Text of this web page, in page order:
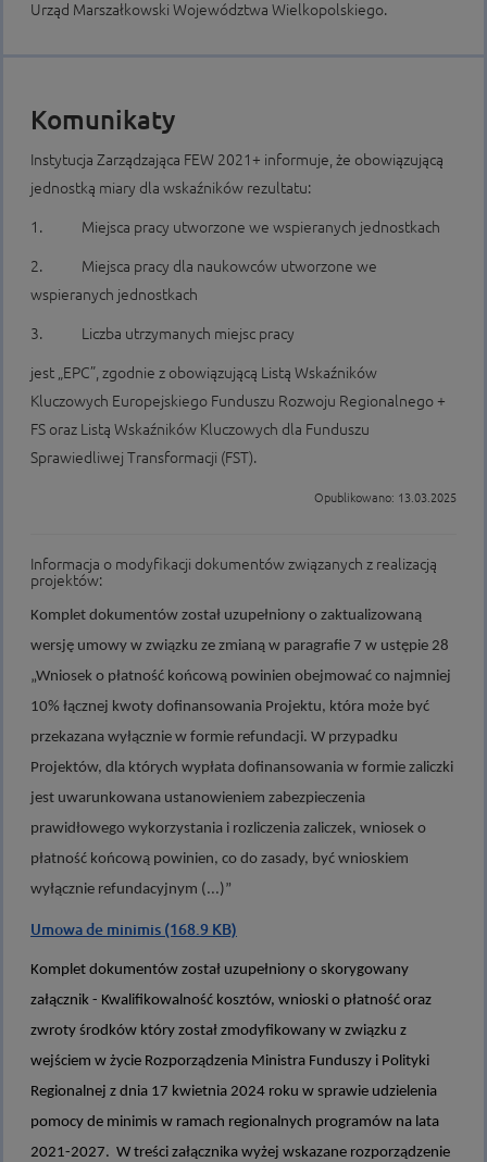
Urząd Marszałkowski Województwa Wielkopolskiego.
Komunikaty
Instytucja Zarządzająca FEW 2021+ informuje, że obowiązującą
jednostką miary dla wskaźników rezultatu:
1. Miejsca pracy utworzone we wspieranych jednostkach
2. Miejsca pracy dla naukowców utworzone we
wspieranych jednostkach
3. Liczba utrzymanych miejsc pracy
jest „EPC”, zgodnie z obowiązującą Listą Wskaźników
Kluczowych Europejskiego Funduszu Rozwoju Regionalnego +
FS oraz Listą Wskaźników Kluczowych dla Funduszu
Sprawiedliwej Transformacji (FST).
Opublikowano: 13.03.2025
Informacja o modyfikacji dokumentów związanych z realizacją
projektów:
Komplet dokumentów został uzupełniony o zaktualizowaną
wersję umowy w związku ze zmianą w paragrafie 7 w ustępie 28
„Wniosek o płatność końcową powinien obejmować co najmniej
10% łącznej kwoty dofinansowania Projektu, która może być
przekazana wyłącznie w formie refundacji. W przypadku
Projektów, dla których wypłata dofinansowania w formie zaliczki
jest uwarunkowana ustanowieniem zabezpieczenia
prawidłowego wykorzystania i rozliczenia zaliczek, wniosek o
płatność końcową powinien, co do zasady, być wnioskiem
wyłącznie refundacyjnym (...)”
Umowa de minimis (168.9 KB)
Komplet dokumentów został uzupełniony o skorygowany
załącznik - Kwalifikowalność kosztów, wnioski o płatność oraz
zwroty środków który został zmodyfikowany w związku z
wejściem w życie Rozporządzenia Ministra Funduszy i Polityki
Regionalnej z dnia 17 kwietnia 2024 roku w sprawie udzielenia
pomocy de minimis w ramach regionalnych programów na lata
2021-2027. W treści załącznika wyżej wskazane rozporządzenie